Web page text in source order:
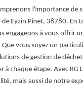
l'importance de
Eyzin Pinet, 38780. En
engageons à vous offrir
vous soyez un
de gestion de
chaque étape. Avec RG
mais aussi de notre